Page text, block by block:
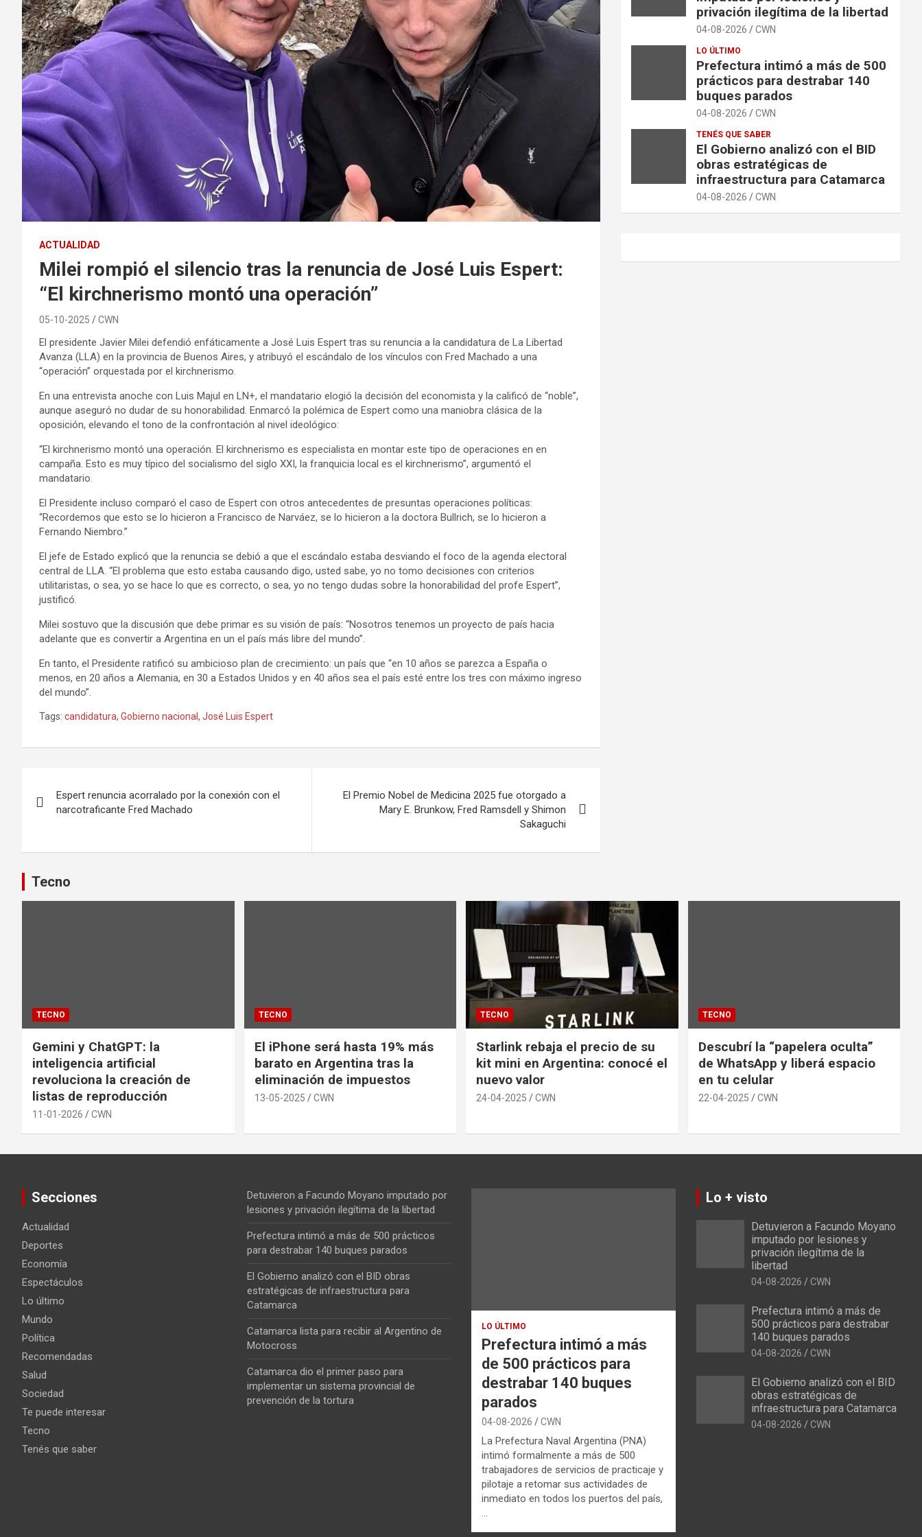
ACTUALIDAD
Milei rompió el silencio tras la renuncia de José Luis Espert:
“El kirchnerismo montó una operación”
05-10-2025 CWN
El presidente Javier Milei defendió enfáticamente a José Luis Espert tras su renuncia a la candidatura de La Libertad
Avanza (LLA) en la provincia de Buenos Aires, y atribuyó el escándalo de los vínculos con Fred Machado a una
“operación” orquestada por el kirchnerismo.
En una entrevista anoche con Luis Majul en LN+, el mandatario elogió la decisión del economista y la calificó de “noble”,
aunque aseguró no dudar de su honorabilidad. Enmarcó la polémica de Espert como una maniobra clásica de la
oposición, elevando el tono de la confrontación al nivel ideológico:
“El kirchnerismo montó una operación. El kirchnerismo es especialista en montar este tipo de operaciones en en
campaña. Esto es muy típico del socialismo del siglo XXI, la franquicia local es el kirchnerismo”, argumentó el
mandatario.
El Presidente incluso comparó el caso de Espert con otros antecedentes de presuntas operaciones políticas:
“Recordemos que esto se lo hicieron a Francisco de Narváez, se lo hicieron a la doctora Bullrich, se lo hicieron a
Fernando Niembro.”
El jefe de Estado explicó que la renuncia se debió a que el escándalo estaba desviando el foco de la agenda electoral
central de LLA. “El problema que esto estaba causando digo, usted sabe, yo no tomo decisiones con criterios
utilitaristas, o sea, yo se hace lo que es correcto, o sea, yo no tengo dudas sobre la honorabilidad del profe Espert”,
justificó.
Milei sostuvo que la discusión que debe primar es su visión de país: “Nosotros tenemos un proyecto de país hacia
adelante que es convertir a Argentina en un el país más libre del mundo”.
En tanto, el Presidente ratificó su ambicioso plan de crecimiento: un país que “en 10 años se parezca a España o
menos, en 20 años a Alemania, en 30 a Estados Unidos y en 40 años sea el país esté entre los tres con máximo ingreso
del mundo”.
Tags: candidatura, Gobierno nacional , José Luis Espert
de
Espert renuncia acorralado por la conexión con el
narcotraficante Fred Machado
El Premio Nobel de Medicina 2025 fue otorgado a
Mary E. Brunkow, Fred Ramsdell y Shimon
Sakaguchi
privación ilegítima de la libertad
04-08-2026 CWN
LO ÚLTIMO
Prefectura intimó a más de 500
prácticos para destrabar 140
buques parados
04-08-2026 CWN
TENÉS QUE SABER
El Gobierno analizó con el BID
obras estratégicas de
infraestructura para Catamarca
04-08-2026 CWN
Tecno
TECNO
Gemini y ChatGPT: la
inteligencia artificial
revoluciona la creación de
listas de reproducción
11-01-2026 CWN
TECNO
El iPhone será hasta 19% más
barato en Argentina tras la
eliminación de impuestos
13-05-2025 CWN
TECNO
Starlink rebaja el precio de su
kit mini en Argentina: conocé el
nuevo valor
24-04-2025 CWN
TECNO
Descubrí la “papelera oculta”
de WhatsApp y liberá espacio
en tu celular
22-04-2025 CWN
Secciones
Actualidad
Deportes
Economía
Espectáculos
Lo último
Mundo
Política
Recomendadas
Salud
Sociedad
Te puede interesar
Tecno
Tenés que saber
Detuvieron a Facundo Moyano imputado por
lesiones y privación ilegítima de la libertad
Prefectura intimó a más de 500 prácticos
para destrabar 140 buques parados
El Gobierno analizó con el BID obras
estratégicas de infraestructura para
Catamarca
Catamarca lista para recibir al Argentino de
Motocross
Catamarca dio el primer paso para
implementar un sistema provincial de
prevención de la tortura
LO ÚLTIMO
Prefectura intimó a más
de 500 prácticos para
destrabar 140 buques
parados
04-08-2026 CWN
La Prefectura Naval Argentina (PNA)
intimó formalmente a más de 500
trabajadores de servicios de practicaje y
pilotaje a retomar sus actividades de
inmediato en todos los puertos del país,
…
Lo + visto
Detuvieron a Facundo Moyano
imputado por lesiones y
privación ilegítima de la
libertad
04-08-2026 CWN
Prefectura intimó a más de
500 prácticos para destrabar
140 buques parados
04-08-2026 CWN
El Gobierno analizó con el BID
obras estratégicas de
infraestructura para Catamarca
04-08-2026 CWN